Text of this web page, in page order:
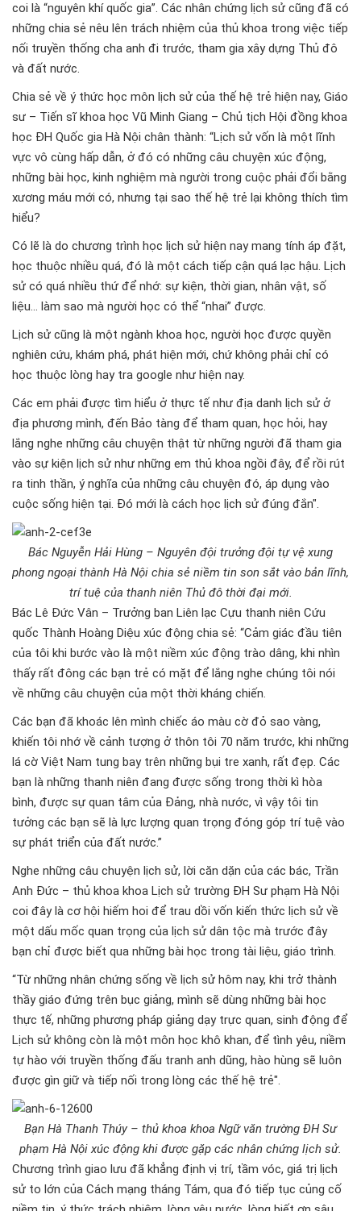
coi là “nguyên khí quốc gia”. Các nhân chứng lịch sử cũng đã có
những chia sẻ nêu lên trách nhiệm của thủ khoa trong việc tiếp
nối truyền thống cha anh đi trước, tham gia xây dựng Thủ đô
và đất nước.
Chia sẻ về ý thức học môn lịch sử của thế hệ trẻ hiện nay, Giáo
sư – Tiến sĩ khoa học Vũ Minh Giang – Chủ tịch Hội đồng khoa
học ĐH Quốc gia Hà Nội chân thành: “Lịch sử vốn là một lĩnh
vực vô cùng hấp dẫn, ở đó có những câu chuyện xúc động,
những bài học, kinh nghiệm mà người trong cuộc phải đổi bằng
xương máu mới có, nhưng tại sao thế hệ trẻ lại không thích tìm
hiểu?
Có lẽ là do chương trình học lịch sử hiện nay mang tính áp đặt,
học thuộc nhiều quá, đó là một cách tiếp cận quá lạc hậu. Lịch
sử có quá nhiều thứ để nhớ: sự kiện, thời gian, nhân vật, số
liệu... làm sao mà người học có thể “nhai” được.
Lịch sử cũng là một ngành khoa học, người học được quyền
nghiên cứu, khám phá, phát hiện mới, chứ không phải chỉ có
học thuộc lòng hay tra google như hiện nay.
Các em phải được tìm hiểu ở thực tế như địa danh lịch sử ở
địa phương mình, đến Bảo tàng để tham quan, học hỏi, hay
lắng nghe những câu chuyện thật từ những người đã tham gia
vào sự kiện lịch sử như những em thủ khoa ngồi đây, để rồi rút
ra tinh thần, ý nghĩa của những câu chuyện đó, áp dụng vào
cuộc sống hiện tại. Đó mới là cách học lịch sử đúng đắn".
Bác Nguyễn Hải Hùng – Nguyên đội trưởng đội tự vệ xung
phong ngoại thành Hà Nội chia sẻ niềm tin son sắt vào bản lĩnh,
trí tuệ của thanh niên Thủ đô thời đại mới.
Bác Lê Đức Vân – Trưởng ban Liên lạc Cựu thanh niên Cứu
quốc Thành Hoàng Diệu xúc động chia sẻ: “Cảm giác đầu tiên
của tôi khi bước vào là một niềm xúc động trào dâng, khi nhìn
thấy rất đông các bạn trẻ có mặt để lắng nghe chúng tôi nói
về những câu chuyện của một thời kháng chiến.
Các bạn đã khoác lên mình chiếc áo màu cờ đỏ sao vàng,
khiến tôi nhớ về cảnh tượng ở thôn tôi 70 năm trước, khi những
lá cờ Việt Nam tung bay trên những bụi tre xanh, rất đẹp. Các
bạn là những thanh niên đang được sống trong thời kì hòa
bình, được sự quan tâm của Đảng, nhà nước, vì vậy tôi tin
tưởng các bạn sẽ là lực lượng quan trọng đóng góp trí tuệ vào
sự phát triển của đất nước.”
Nghe những câu chuyện lịch sử, lời căn dặn của các bác, Trần
Anh Đức – thủ khoa khoa Lịch sử trường ĐH Sư phạm Hà Nội
coi đây là cơ hội hiếm hoi để trau dồi vốn kiến thức lịch sử về
một dấu mốc quan trọng của lịch sử dân tộc mà trước đây
bạn chỉ được biết qua những bài học trong tài liệu, giáo trình.
“Từ những nhân chứng sống về lịch sử hôm nay, khi trở thành
thầy giáo đứng trên bục giảng, mình sẽ dùng những bài học
thực tế, những phương pháp giảng dạy trực quan, sinh động để
Lịch sử không còn là một môn học khô khan, để tình yêu, niềm
tự hào với truyền thống đấu tranh anh dũng, hào hùng sẽ luôn
được gìn giữ và tiếp nối trong lòng các thế hệ trẻ".
Bạn Hà Thanh Thúy – thủ khoa khoa Ngữ văn trường ĐH Sư
phạm Hà Nội xúc động khi được gặp các nhân chứng lịch sử.
Chương trình giao lưu đã khẳng định vị trí, tầm vóc, giá trị lịch
sử to lớn của Cách mạng tháng Tám, qua đó tiếp tục củng cố